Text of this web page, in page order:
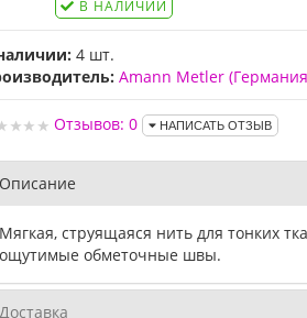
В НАЛИЧИИ
4 шт.
Amann Metler
Отзывов: 0 НАПИСАТЬ ОТЗЫВ
Описание
Мягкая, струящаяся нить для тонких
ощутимые обметочные швы.
Доставка